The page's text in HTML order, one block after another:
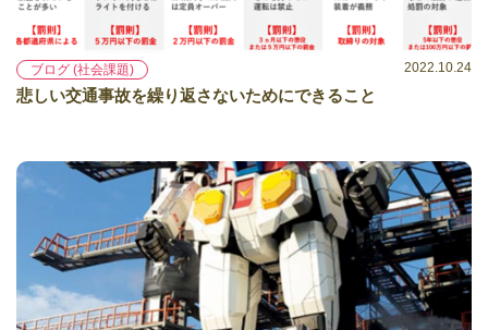
ブログ (社会課題) 2022.10.24
悲しい交通事故を繰り返さないためにできること